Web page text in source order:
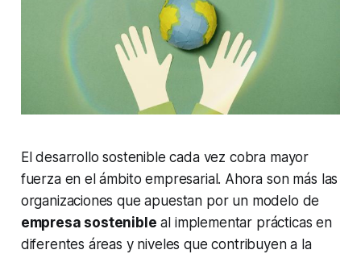
Eldesarrollo sostenible cada vez cobra mayor
fuerza en el ámbito empresarial. Ahora son más las
organizaciones que apuestan por un modelo de
empresa sostenible al implementar prácticas en
diferentes áreas y niveles que contribuyen a la